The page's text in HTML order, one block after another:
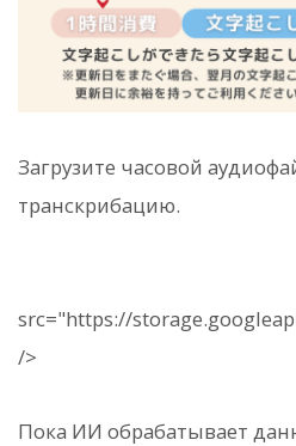
Загрузите часовой
транскрибацию.
src="https://
/>
Пока ИИ обрабатывает